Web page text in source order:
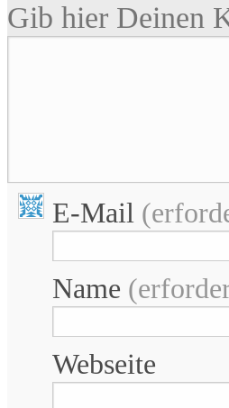
Gib hier Deinen
E-Mail
Name
Webseite